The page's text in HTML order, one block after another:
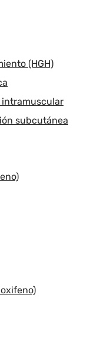
(HGH)
subcutánea